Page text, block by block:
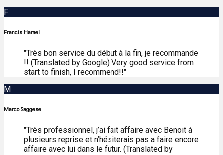
F
Francis Hamel
"Très bon service du début à la fin, je recommande
!! (Translated by Google) Very good service from
start to finish, I recommend!!"
M
Marco Saggese
"Très professionnel, j’ai fait affaire avec Benoit à
plusieurs reprise et n’hésiterais pas a faire encore
affaire avec lui dans le futur. (Translated by